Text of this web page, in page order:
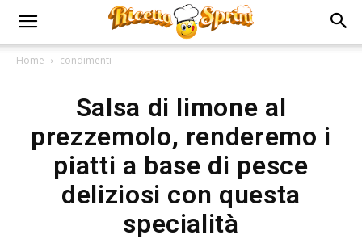
Home condimenti
Salsa di limone al
prezzemolo, renderemo i
piatti a base di pesce
deliziosi con questa
specialità